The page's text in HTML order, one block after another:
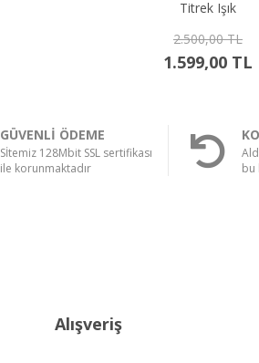
GÜVENLİ ÖDEME
Sİtemiz 128Mbit SSL sertifikası
ile korunmaktadır
bu
Alışveriş